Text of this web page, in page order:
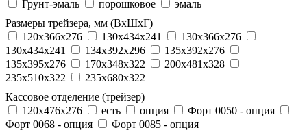
Грунт-эмаль
порошковое
эмаль
Размеры трейзера, мм (ВхШхГ)
120x366x276
130x434x241
130х366х276
130х434х241
134x392x296
135x392x276
135x395x276
170x348x322
200x481x328
235x510x322
235x680x322
Кассовое отделение (трейзер)
120х476х276
есть опция
Форт 0050 - опция
Форт 0068 - опция
Форт 0085 - опция